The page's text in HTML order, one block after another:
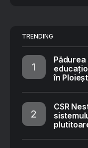
TRENDING
în
CSR